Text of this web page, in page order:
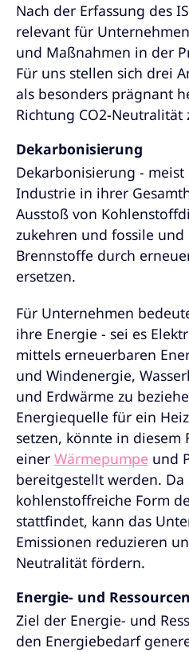
Nach der Erfassung des
relevant für
und Maßnahmen in der
Für uns stellen sich drei
als besonders prägnant
Richtung CO2-Neutralität
Dekarbonisierung
Dekarbonisierung -
Industrie in ihrer
Ausstoß von
zukehren und fossile
Brennstoffe durch
ersetzen.
Für Unternehmen
ihre Energie - sei es
mittels erneuerbaren
und Windenergie,
und Erdwärme zu
Energiequelle für ein
setzen, könnte in diesem
einer Wärmepumpe und
bereitgestellt werden. Da
kohlenstoffreiche Form
stattfindet, kann das
Emissionen reduzieren
Neutralität fördern.
Energie- und
Ziel der Energie- und
den Energiebedarf